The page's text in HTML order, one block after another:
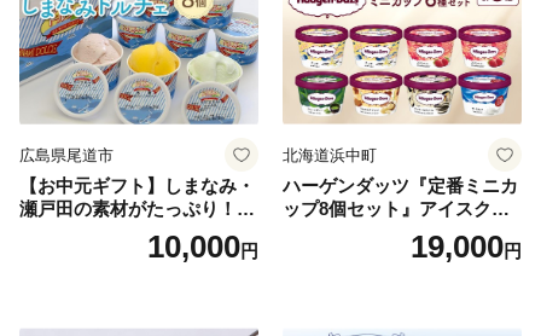
広島県尾道市
【お中元ギフト】しまなみ・
瀬戸田の素材がたっぷり！ジ
10,000円
北海道浜中町
ハーゲンダッツ『定番ミニカ
ップ8個セット』アイスクリ
ーム アイス スイーツ デザー
19,000円